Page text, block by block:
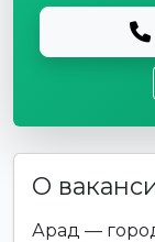
О
Арад —